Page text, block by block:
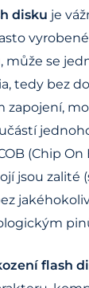
disku je
se
tedy bez
zapojení,
(Chip
jsou zalité
flash